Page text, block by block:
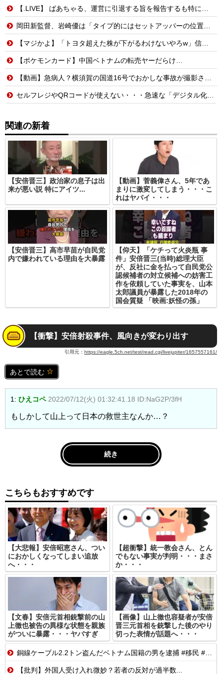
【.LIVE】 ばあちゃる、運営に引退する旨を報告するも特に引き留められなかった
岡田新監督、岩崎優は「タイプ的にはセットアッパーの位置が一番合うてる」←おーん
【マジかよ】「トヨタ超えた株が下がるわけないやろw」信用全力でキオクシア買った男たちの末路まとめwww
【ポケモンカード】中国ベトナムの転売ヤーだらけ…
【動画】急病人？横須賀の国道16号でおかしな事故が撮影される。
セルフレジやQRコードが使えない・・・急速な「デジタル化」に取り残される60代母、結婚をためらう娘の苦悩
関連の新着
【安倍晋三】政治家の息子は出
来が悪い説 特にアイツ...
【動画】菅義偉さん、5年であ
まりに激変してしまう・・・こ
れはヤバイ・・・
【安倍晋三】高市早苗が自民党
内で嫌われている理由を大暴露
【仰天】「ケチって火炎瓶 事
件」安倍晋三(当時)総理大臣
が、反社に金を払って自民党公
認候補者の対立候補への妨害工
作を依頼していた事実を、山本
太郎議員が暴露した2018年の
国会質疑 「映画:妖怪の孫」
【衝撃】安倍射殺事件、風向きが変わり出す
引用元： https://eagle.5ch.net/test/read.cgi/livejupiter/1657557161/
あとで読む
1: ひえコペ 2022/07/12(火) 01:32:41.18 ID:NaG2P/3fH
もしかして山上って日本の救世主なんか…？
続き
こちらもおすすめです
【大悲報】安倍昭恵さん、つい
におかしくなってしまい追放
へ・・・
【超衝撃】統一教会さん、とん
でもない事実が判明・・・まさ
か・・・
【文春】安倍元首相銃撃前の山
上徹也被告の異様な状態を親族
がついに暴露・・・ヤバすぎ
【画像】山上徹也容疑者が安倍
晋三元首相を銃撃した後のやり
切った表情が話題へ・・・
銅線ケーブル2.2トン盗んだベトナム国籍の男を逮捕 #移民 #外国人 #ニュース
【批判】外国人受け入れ微妙？若者の反対が過半数...